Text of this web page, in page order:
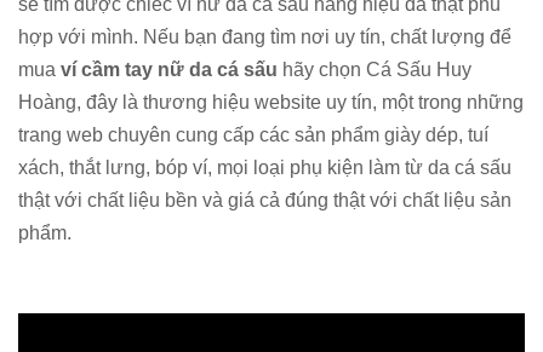
hợp với mình. Nếu bạn đang tìm nơi uy tín, chất lượng để
mua ví cầm tay nữ da cá sấu hãy chọn Cá Sấu Huy
Hoàng, đây là thương hiệu website uy tín, một trong những
trang web chuyên cung cấp các sản phẩm giày dép, tuí
xách, thắt lưng, bóp ví, mọi loại phụ kiện làm từ da cá sấu
thật với chất liệu bền và giá cả đúng thật với chất liệu sản
phẩm.